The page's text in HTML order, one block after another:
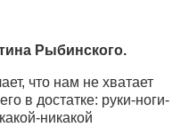
Рыбинского.
что нам не хватает
в достатке: руки-ноги-
никакой